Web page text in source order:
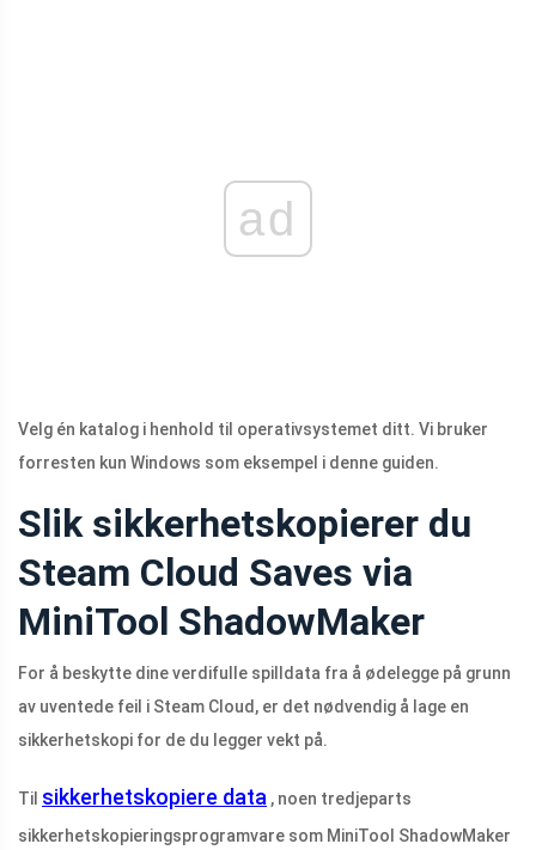
ad
Velg én katalog i henhold til operativsystemet ditt. Vi bruker
forresten kun Windows som eksempel i denne guiden.
Slik sikkerhetskopierer du
Steam Cloud Saves via
MiniTool ShadowMaker
For å beskytte dine verdifulle spilldata fra å ødelegge på grunn
av uventede feil i Steam Cloud, er det nødvendig å lage en
sikkerhetskopi for de du legger vekt på.
Til sikkerhetskopiere data , noen tredjeparts
sikkerhetskopieringsprogramvare som MiniTool ShadowMaker